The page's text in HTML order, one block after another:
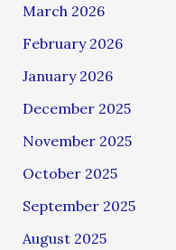
March 2026
February 2026
January 2026
December 2025
November 2025
October 2025
September 2025
August 2025